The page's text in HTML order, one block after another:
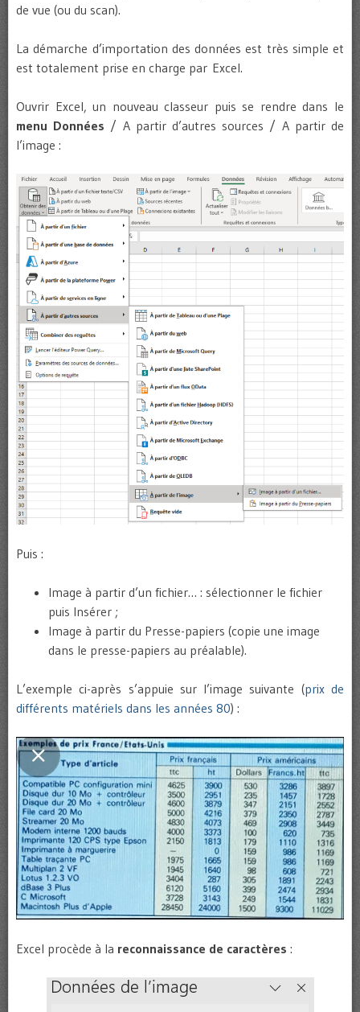
de vue (ou du scan).
La démarche d’importation des données est très simple et
est totalement prise en charge par Excel.
Ouvrir Excel, un nouveau classeur puis se rendre dans le
menu Données / A partir d’autres sources / A partir de
l’image :
Puis :
Image à partir d’un fichier… : sélectionner le fichier
puis Insérer ;
Image à partir du Presse-papiers (copie une image
dans le presse-papiers au préalable).
L’exemple ci-après s’appuie sur l’image suivante (prix de
différents matériels dans les années 80) :
Excel procède à la reconnaissance de caractères :